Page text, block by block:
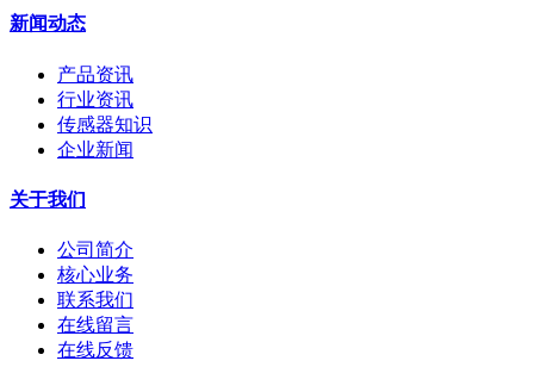
新闻动态
产品资讯
行业资讯
传感器知识
企业新闻
关于我们
公司简介
核心业务
联系我们
在线留言
在线反馈